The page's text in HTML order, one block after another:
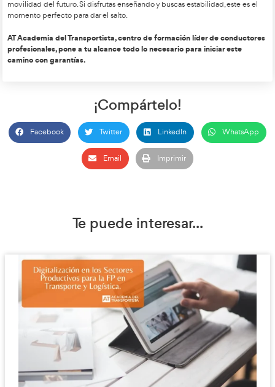
Preparación de permisos.
Entrenamiento en habilidades y toma de decisiones.
Permisos profesionales
, con mejores condiciones salariales.
Dirección y gestión
Coordinador pedagógico.
Responsable de formación.
La digitalización de los centros ha creado nuevos roles que
competencias de planificación y liderazgo.
Formación especializada